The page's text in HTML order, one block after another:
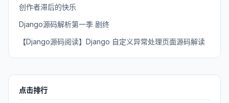
创作者滞后的快乐
Django源码解析第一季 剧终
【Django源码阅读】Django 自定义异常处理页面源码解读
点击排行